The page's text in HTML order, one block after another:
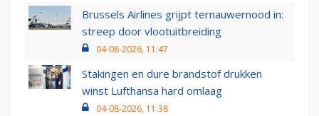
Brussels Airlines grijpt ternauwernood in:
streep door vlootuitbreiding
04-08-2026, 11:47
Stakingen en dure brandstof drukken
winst Lufthansa hard omlaag
04-08-2026, 11:38